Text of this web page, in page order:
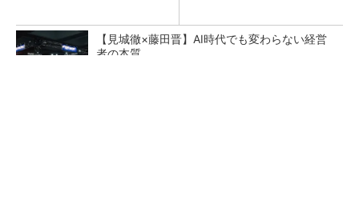
【見城徹×藤田晋】AI時代でも変わらない経営
者の本質